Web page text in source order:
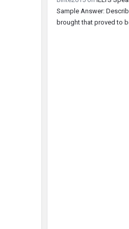
Sample Answer:
brought that proved to